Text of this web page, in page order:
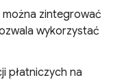
można zintegrować
wykorzystać
płatniczych na